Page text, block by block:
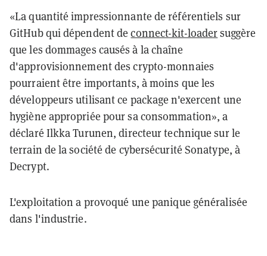
«La quantité impressionnante de référentiels sur
GitHub qui dépendent deconnect-kit-loadersuggère
que les dommages causés à la chaîne
d'approvisionnement des crypto-monnaies
pourraient être importants, à moins que les
développeurs utilisant ce package n'exercent une
hygiène appropriée pour sa consommation», a
déclaré Ilkka Turunen, directeur technique sur le
terrain de la société de cybersécurité Sonatype, à
Decrypt.
L'exploitation a provoqué une panique généralisée
dans l'industrie.